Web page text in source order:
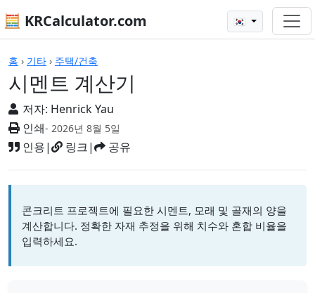
🧮 KRCalculator.com 🇰🇷
홈 › 기타 › 주택/건축
시멘트 계산기
저자: Henrick Yau
인쇄- 2026년 8월 5일
인용| 링크| 공유
계산기
콘크리트 프로젝트에 필요한 시멘트, 모래 및 골재의 양을
계산합니다. 정확한 자재 추정을 위해 치수와 혼합 비율을
입력하세요.